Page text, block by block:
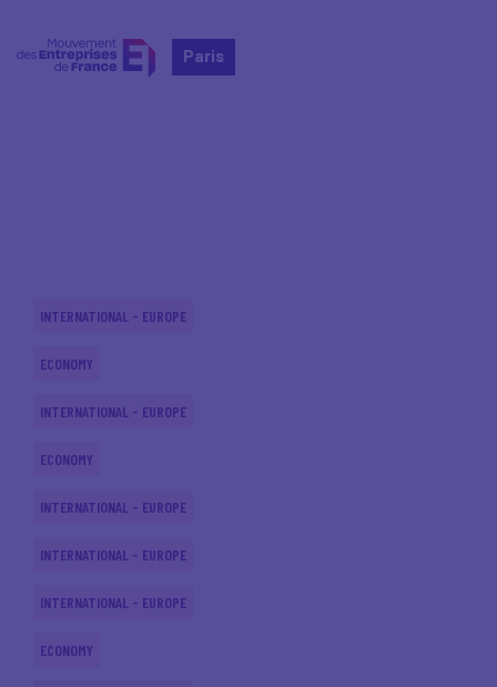
Paris
INTERNATIONAL - EUROPE
ECONOMY
INTERNATIONAL - EUROPE
ECONOMY
INTERNATIONAL - EUROPE
INTERNATIONAL - EUROPE
INTERNATIONAL - EUROPE
ECONOMY